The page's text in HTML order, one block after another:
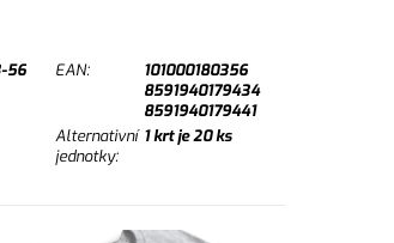
56 EAN:
101000180356
8591940179434
8591940179441
Alternativní
jednotky:
1krt je20ks